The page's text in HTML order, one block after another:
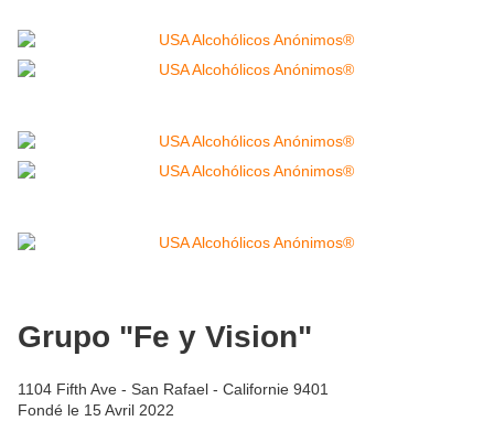
Grupo "Fe y Vision"
1104 Fifth Ave - San Rafael - Californie 9401
Fondé le 15 Avril 2022